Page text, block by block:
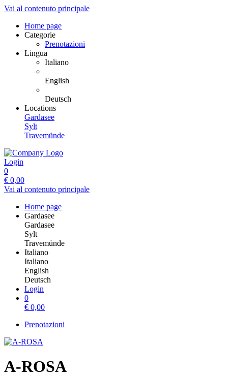
Vai al contenuto principale
Home page
Categorie
Prenotazioni
Lingua
Italiano
English
Deutsch
Locations
Gardasee
Sylt
Travemünde
Login
0
€ 0,00
Vai al contenuto principale
Home page
Gardasee
Gardasee
Sylt
Travemünde
Italiano
Italiano
English
Deutsch
Login
0
€ 0,00
Prenotazioni
A-ROSA